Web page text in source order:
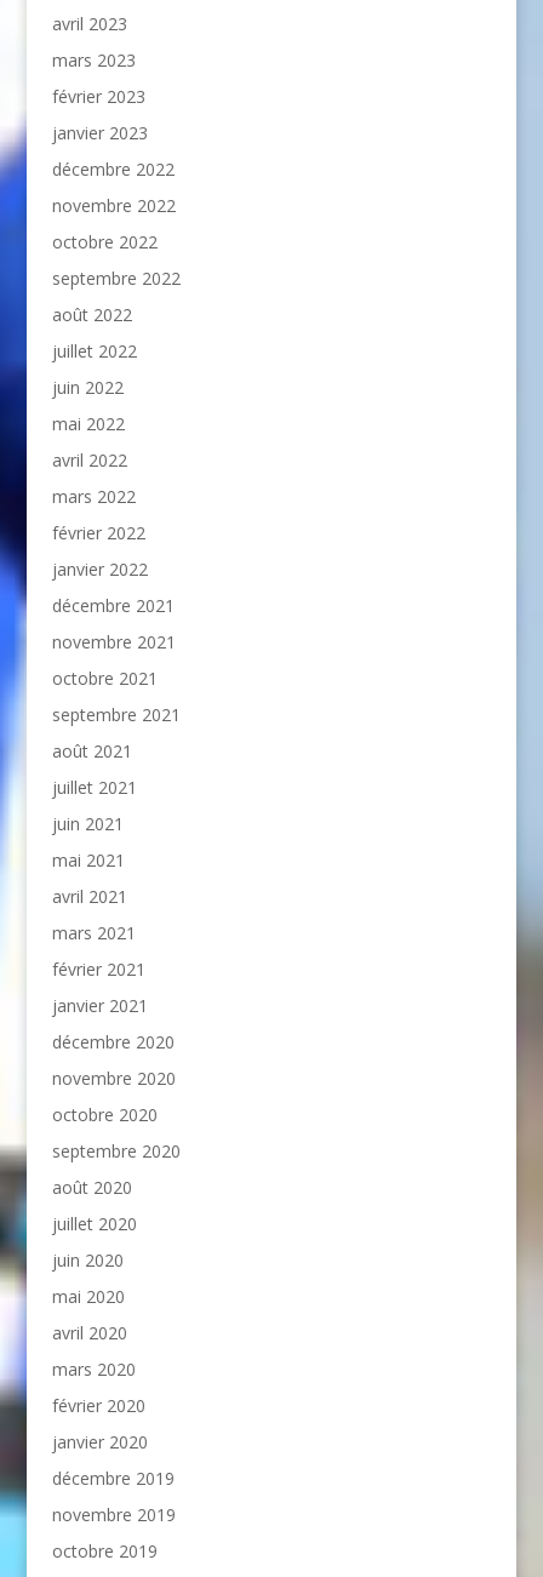
avril 2023
mars 2023
février 2023
janvier 2023
décembre 2022
novembre 2022
octobre 2022
septembre 2022
août 2022
juillet 2022
juin 2022
mai 2022
avril 2022
mars 2022
février 2022
janvier 2022
décembre 2021
novembre 2021
octobre 2021
septembre 2021
août 2021
juillet 2021
juin 2021
mai 2021
avril 2021
mars 2021
février 2021
janvier 2021
décembre 2020
novembre 2020
octobre 2020
septembre 2020
août 2020
juillet 2020
juin 2020
mai 2020
avril 2020
mars 2020
février 2020
janvier 2020
décembre 2019
novembre 2019
octobre 2019